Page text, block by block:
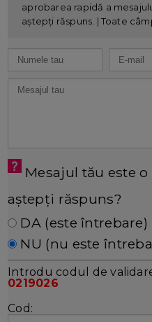
aprobarea rapidă a
aștepți răspuns. | Toate
Mesajul tău este
aștepți răspuns?
DA (este întrebare)
NU (nu este
Introdu codul de
0219026
Cod: